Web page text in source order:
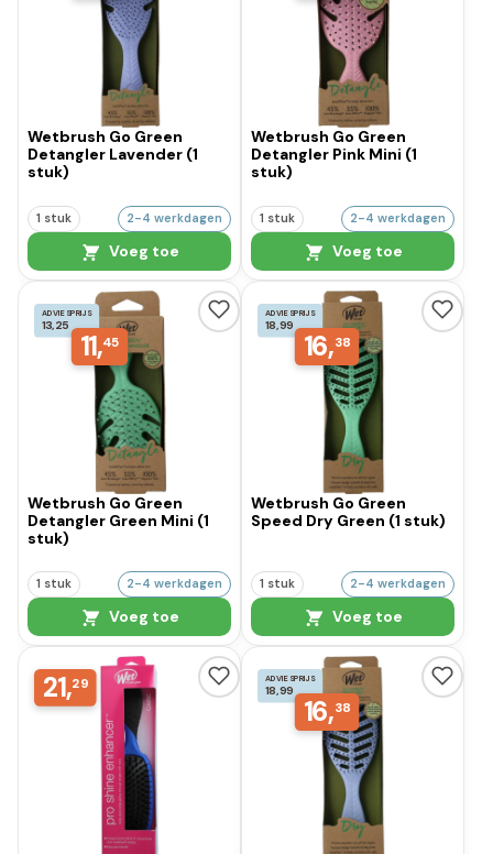
Wetbrush Go Green
Detangler Lavender (1
stuk)
1 stuk 2-4 werkdagen
Voeg toe
Wetbrush Go Green
Detangler Pink Mini (1
stuk)
1 stuk 2-4 werkdagen
Voeg toe
ADVIESPRIJS
13,25
11,45
Wetbrush Go Green
Detangler Green Mini (1
stuk)
1 stuk 2-4 werkdagen
Voeg toe
ADVIESPRIJS
18,99
16,38
Wetbrush Go Green
Speed Dry Green (1 stuk)
1 stuk 2-4 werkdagen
Voeg toe
21,29 ADVIESPRIJS
18,99
16,38